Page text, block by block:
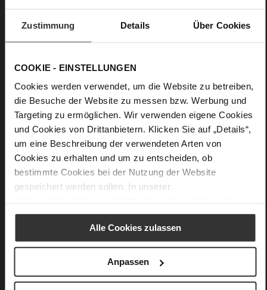
Zustimmung Details Über Cookies
COOKIE - EINSTELLUNGEN
Cookies werden verwendet, um die Website zu betreiben,
die Besuche der Website zu messen bzw. Werbung und
Targeting zu ermöglichen. Wir verwenden eigene Cookies
und Cookies von Drittanbietern. Klicken Sie auf „Details“,
um eine Beschreibung der verwendeten Arten von
Cookies zu erhalten und um zu entscheiden, ob
bestimmte Cookies bei der Nutzung der Website
gespeichert werden sollen. In unserer
Alle Cookies zulassen
Anpassen
Nein
Blockabsatz
Care